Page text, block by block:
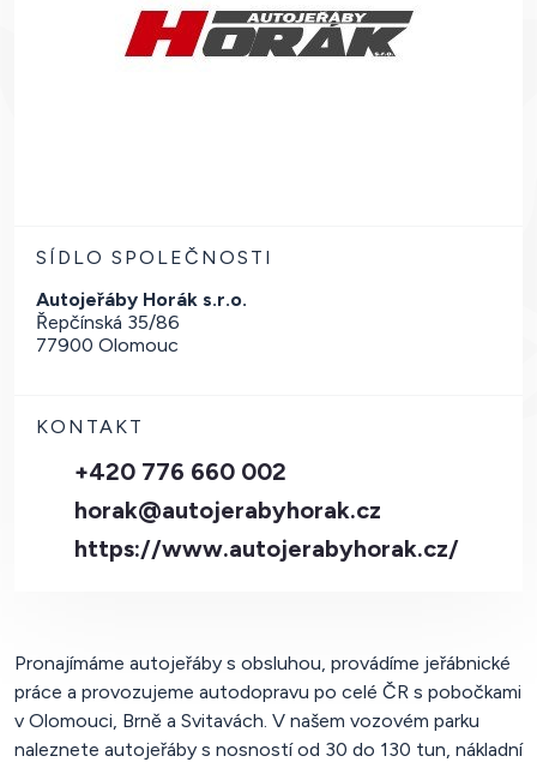
Pronajímáme autojeřáby s obsluhou, provádíme jeřábnické
práce a provozujeme autodopravu po celé ČR s pobočkami
v Olomouci, Brně a Svitavách. V našem vozovém parku
naleznete autojeřáby s nosností od 30 do 130 tun, nákladní
SÍDLO SPOLEČNOSTI
Autojeřáby Horák s.r.o.
Řepčínská 35/86
77900 Olomouc
KONTAKT
+420 776 660 002
horak@autojerabyhorak.cz
https://www.autojerabyhorak.cz/